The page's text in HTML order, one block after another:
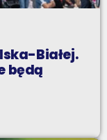
Białej.
będą